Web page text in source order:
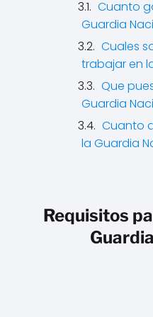
Cuanto
Guardia
Cuales
trabajar en
Que
Guardia
Cuanto
la Guardia
Requisitos